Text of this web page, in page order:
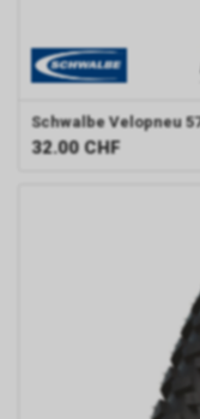
Schwalbe Velopneu
32.00 CHF